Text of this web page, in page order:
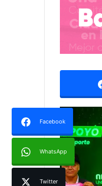
Facebook
WhatsApp
Twitter